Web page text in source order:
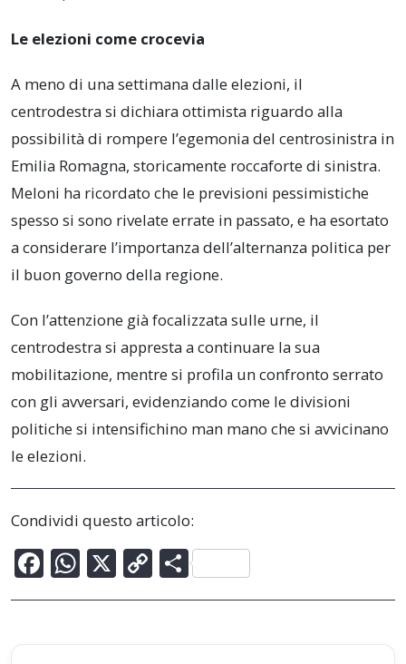
Le elezioni come crocevia
A meno di una settimana dalle elezioni, il
centrodestra si dichiara ottimista riguardo alla
possibilità di rompere l’egemonia del centrosinistra in
Emilia Romagna, storicamente roccaforte di sinistra.
Meloni ha ricordato che le previsioni pessimistiche
spesso si sono rivelate errate in passato, e ha esortato
a considerare l’importanza dell’alternanza politica per
il buon governo della regione.
Con l’attenzione già focalizzata sulle urne, il
centrodestra si appresta a continuare la sua
mobilitazione, mentre si profila un confronto serrato
con gli avversari, evidenziando come le divisioni
politiche si intensifichino man mano che si avvicinano
le elezioni.
Condividi questo articolo:
F
ac
b
W
h
s
X C
o
y
C
o
di
Post